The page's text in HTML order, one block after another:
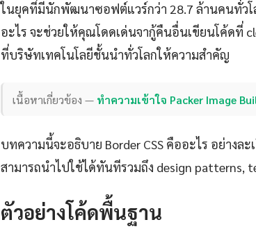
ในยุคที่มีนักพัฒนาซอฟต์แวร์กว่า 28.7 ล้านคนทั่วโล
อะไร จะช่วยให้คุณโดดเด่นจากู้คืนอื่นเขียนโค้ดที่
ที่บริษัทเทคโนโลยีชั้นนำทั่วโลกให้ความสำคัญ
เนื้อหาเกี่ยวข้อง — ทำความเข้าใจ Packer Image
บทความนี้จะอธิบาย Border CSS คืออะไร อย่างล
สามารถนำไปใช้ได้ทันทีรวมถึง design patterns,
ตัวอย่างโค้ดพื้นฐาน